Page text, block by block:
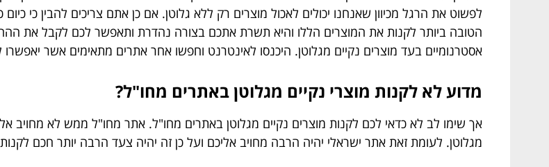
לפשוט את הרגל מכיוון שאנחנו יכולים לאכול מוצרים רק ללא גלוטן. אם כן אתם צריכים להבין כי כיום
הטובה ביותר לקנות את המוצרים הללו והיא תשרת אתכם בצורה נהדרת ותאפשר לכם לקבל את
אסטרנומיים בעד מוצרים נקיים מגלוטן. היכנסו לאינטרנט וחפשו אחר אתרים מתאימים אשר יאפשרו
מדוע לא לקנות מוצרי נקיים מגלוטן באתרים מחו"ל?
אך שימו לב לא כדאי לכם לקנות מוצרים נקיים מגלוטן באתרים מחו"ל. אתר מחו"ל ממש לא מחויב
מגלוטן. לעומת זאת אתר ישראלי יהיה הרבה מחויב אליכם ועל כן זה יהיה צעד הרבה יותר חכם